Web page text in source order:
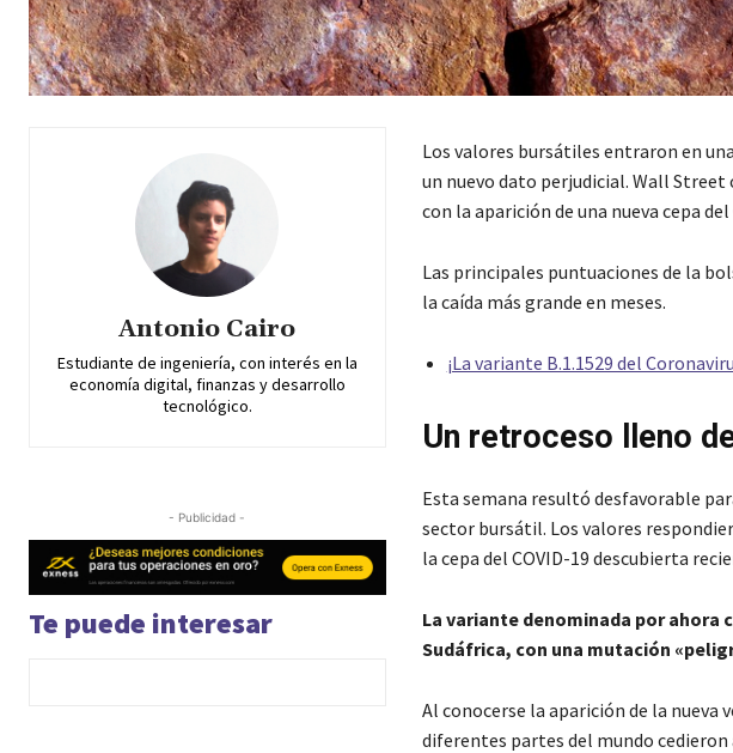
Antonio Cairo
Estudiante de ingeniería, con interés en la
economía digital, finanzas y desarrollo
tecnológico.
- Publicidad -
Te puede interesar
Los valores bursátiles entraron en
un nuevo dato perjudicial. Wall Street
con la aparición de una nueva cepa
Las principales puntuaciones de la
la caída más grande en meses.
¡La variante B.1.1529 del
Un retroceso lleno
Esta semana resultó desfavorable
sector bursátil. Los valores
la cepa del COVID-19 descubierta
La variante denominada por ahora
Sudáfrica, con una mutación
Al conocerse la aparición de la nueva
diferentes partes del mundo